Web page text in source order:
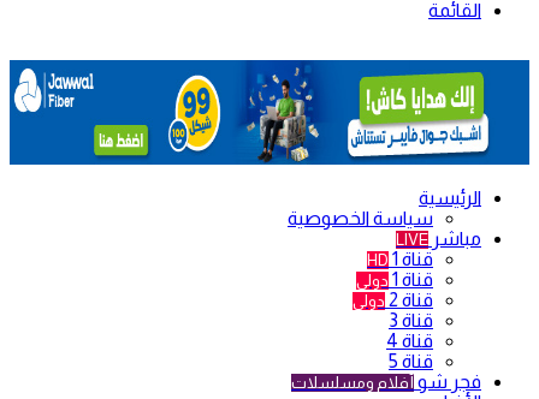
القائمة
الرئيسية
سياسة الخصوصية
مباشر LIVE
قناة 1 HD
قناة 1 دولي
قناة 2 دولي
قناة 3
قناة 4
قناة 5
فجر شو أفلام ومسلسلات